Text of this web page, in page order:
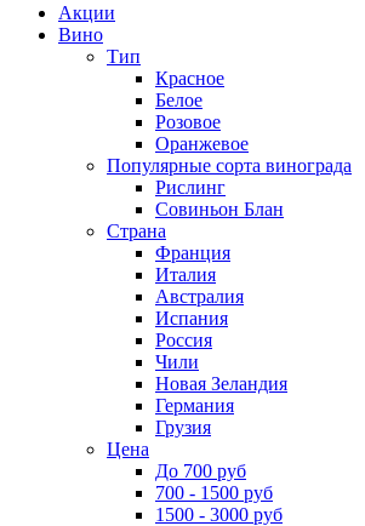
Акции
Вино
Тип
Красное
Белое
Розовое
Оранжевое
Популярные сорта винограда
Рислинг
Совиньон Блан
Страна
Франция
Италия
Австралия
Испания
Россия
Чили
Новая Зеландия
Германия
Грузия
Цена
До 700 руб
700 - 1500 руб
1500 - 3000 руб